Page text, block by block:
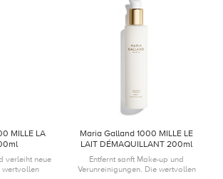
MILLE LA
verleiht neue
wertvollen
Maria Galland 1000 MILLE LE
LAIT DÉMAQUILLANT 200ml
Entfernt sanft Make-up und
Verunreinigungen. Die wertvollen